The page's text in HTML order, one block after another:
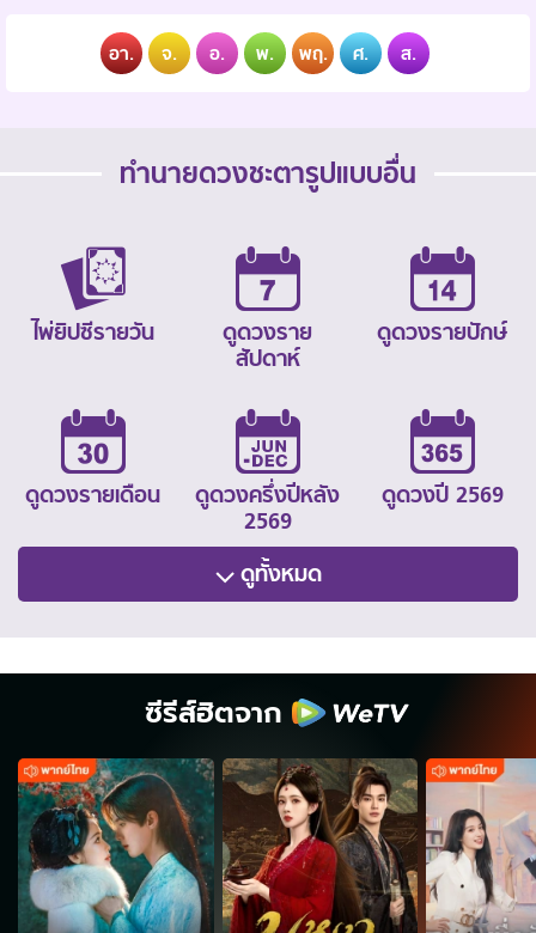
อา. จ. อ. พ. พฤ. ศ. ส.
ทำนายดวงชะตารูปแบบอื่น
ไพ่ยิปซีรายวัน
ดูดวงราย
สัปดาห์
ดูดวงรายปักษ์
ดูดวงรายเดือน
ดูดวงครึ่งปีหลัง
2569
ดูดวงปี 2569
ดูทั้งหมด
ซีรีส์ฮิตจาก